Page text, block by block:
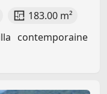
183.00 m²
contemporaine